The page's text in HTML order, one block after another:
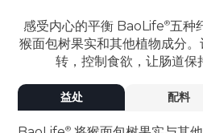
感受内心的平衡 BaoLife 五种
猴面包树果实和其他植物成分
转，控制食欲，让肠道保
益处 配料